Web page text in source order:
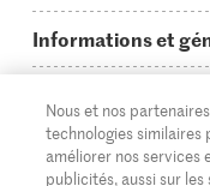
Idées de menus
Plats principaux
Simple & vite prêt
Apéritif
On en parle...
Tutoriels
Glossaire des
Informations et
Questions
Cuisiner avec
Service clientèle &
Supermarché
DE FR IT
Nous et nos
technologies similaires
améliorer nos services
publicités, aussi sur